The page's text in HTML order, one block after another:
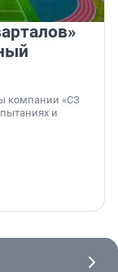
компании «СЗ
и